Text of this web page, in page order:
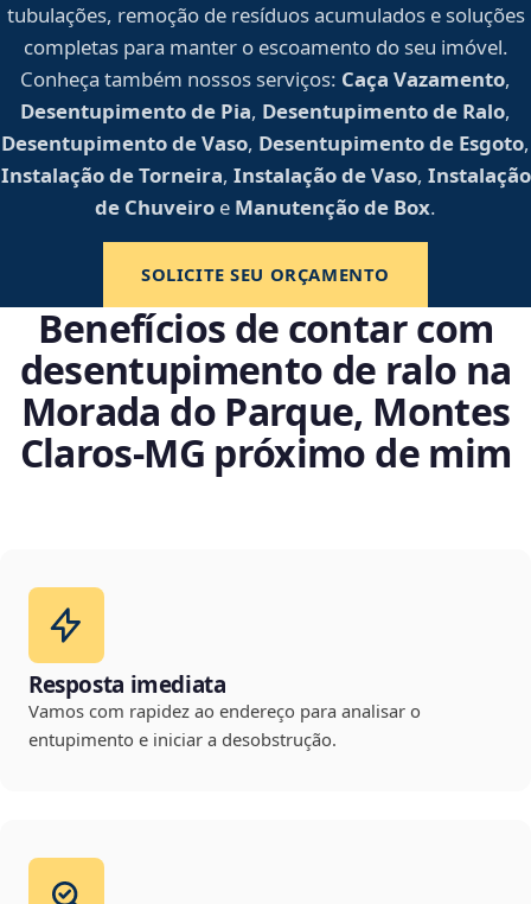
tubulações, remoção de resíduos acumulados e soluções
completas para manter o escoamento do seu imóvel.
Conheça também nossos serviços: Caça Vazamento,
Desentupimento de Pia, Desentupimento de Ralo,
Desentupimento de Vaso, Desentupimento de Esgoto,
Instalação de Torneira, Instalação de Vaso, Instalação
de Chuveiro e Manutenção de Box.
SOLICITE SEU ORÇAMENTO
Benefícios de contar com
desentupimento de ralo na
Morada do Parque, Montes
Claros‑MG próximo de mim
Resposta imediata
Vamos com rapidez ao endereço para analisar o
entupimento e iniciar a desobstrução.